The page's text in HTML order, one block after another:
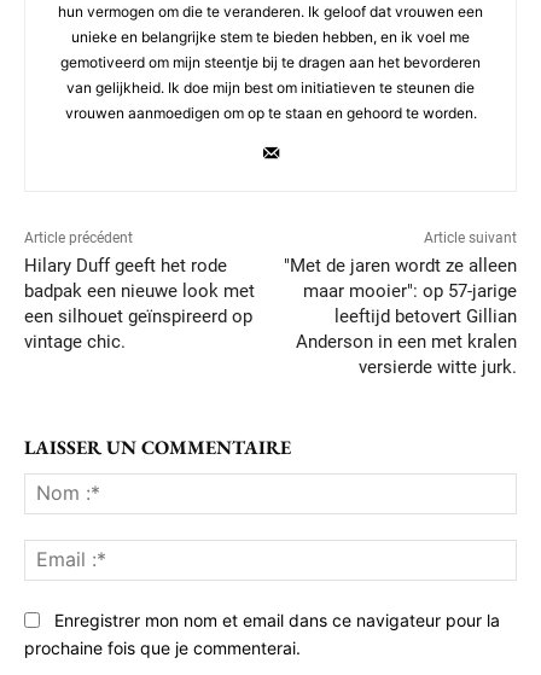
hun vermogen om die te veranderen. Ik geloof dat vrouwen een
unieke en belangrijke stem te bieden hebben, en ik voel me
gemotiveerd om mijn steentje bij te dragen aan het bevorderen
van gelijkheid. Ik doe mijn best om initiatieven te steunen die
vrouwen aanmoedigen om op te staan en gehoord te worden.
Article précédent
Hilary Duff geeft het rode
badpak een nieuwe look met
een silhouet geïnspireerd op
vintage chic.
Article suivant
"Met de jaren wordt ze alleen
maar mooier": op 57-jarige
leeftijd betovert Gillian
Anderson in een met kralen
versierde witte jurk.
LAISSER UN COMMENTAIRE
:*
:*
Enregistrer mon nom et email dans ce navigateur pour la
prochaine fois que je commenterai.